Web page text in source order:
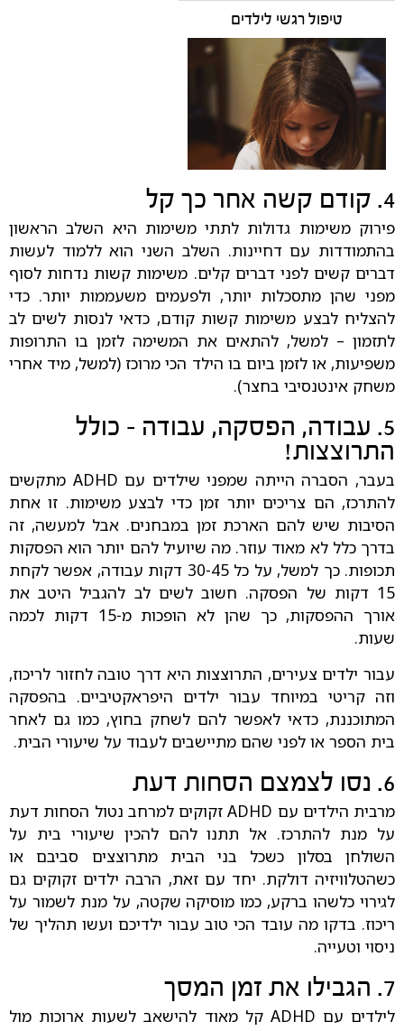
טיפול רגשי לילדים
4. קודם קשה אחר כך קל
פירוק משימות גדולות לתתי משימות היא השלב הראשון
בהתמודדות עם דחיינות. השלב השני הוא ללמוד לעשות
דברים קשים לפני דברים קלים. משימות קשות נדחות לסוף
מפני שהן מתסכלות יותר, ולפעמים משעממות יותר. כדי
להצליח לבצע משימות קשות קודם, כדאי לנסות לשים לב
לתזמון – למשל, להתאים את המשימה לזמן בו התרופות
משפיעות, או לזמן ביום בו הילד הכי מרוכז (למשל, מיד אחרי
משחק אינטנסיבי בחצר).
5. עבודה, הפסקה, עבודה – כולל
התרוצצות!
בעבר, הסברה הייתה שמפני שילדים עם ADHD מתקשים
להתרכז, הם צריכים יותר זמן כדי לבצע משימות. זו אחת
הסיבות שיש להם הארכת זמן במבחנים. אבל למעשה, זה
בדרך כלל לא מאוד עוזר. מה שיועיל להם יותר הוא הפסקות
תכופות. כך למשל, על כל 30-45 דקות עבודה, אפשר לקחת
15 דקות של הפסקה. חשוב לשים לב להגביל היטב את
אורך ההפסקות, כך שהן לא הופכות מ-15 דקות לכמה
שעות.
עבור ילדים צעירים, התרוצצות היא דרך טובה לחזור לריכוז,
וזה קריטי במיוחד עבור ילדים היפראקטיביים. בהפסקה
המתוכננת, כדאי לאפשר להם לשחק בחוץ, כמו גם לאחר
בית הספר או לפני שהם מתיישבים לעבוד על שיעורי הבית.
6. נסו לצמצם הסחות דעת
מרבית הילדים עם ADHD זקוקים למרחב נטול הסחות דעת
על מנת להתרכז. אל תתנו להם להכין שיעורי בית על
השולחן בסלון כשכל בני הבית מתרוצצים סביבם או
כשהטלוויזיה דולקת. יחד עם זאת, הרבה ילדים זקוקים גם
לגירוי כלשהו ברקע, כמו מוסיקה שקטה, על מנת לשמור על
ריכוז. בדקו מה עובד הכי טוב עבור ילדיכם ועשו תהליך של
ניסוי וטעייה.
7. הגבילו את זמן המסך
לילדים עם ADHD קל מאוד להישאב לשעות ארוכות מול